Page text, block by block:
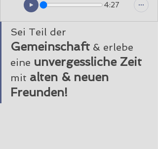
4:27
Sei Teil der
Gemeinschaft & erlebe
eine unvergessliche Zeit
mit alten & neuen
Freunden!